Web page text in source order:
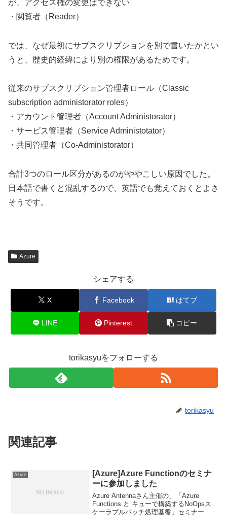
が、アクセス権の変更はできない
・閲覧者（Reader）
では、なぜ最初にサブスクリプションを別で書いたかとい
うと、歴史的経緯により別の権限があるためです。
従来のサブスクリプション管理者ロール（Classic
subscription administorator roles）
・アカウント管理者（Account Administorator）
・サービス管理者（Service Administotator）
・共同管理者（Co-Administorator）
合計3つのロール区分があるのがややこしい原因でした。
日本語で書くと混乱するので、英語でも覚えておくとよさ
そうです。
Azure
シェアする
X Facebook はてブ
LINE Pinterest コピー
torikasyuをフォローする
torikasyu
関連記事
Azure
[Azure]Azure Functionのセミナ
ーに参加しました
Azure Antennaさん主催の、「Azure
Functions と キューで構築するNoOpsス
ケーラブルバッチ処理基盤」セミナーに